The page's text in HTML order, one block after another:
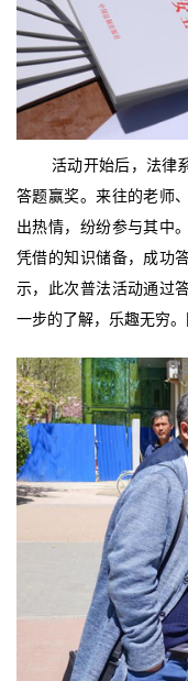
活动开始后，法律
答题赢奖。来往的老师
出热情，纷纷参与其中
凭借的知识储备，成功
示，此次普法活动通过
一步的了解，乐趣无穷